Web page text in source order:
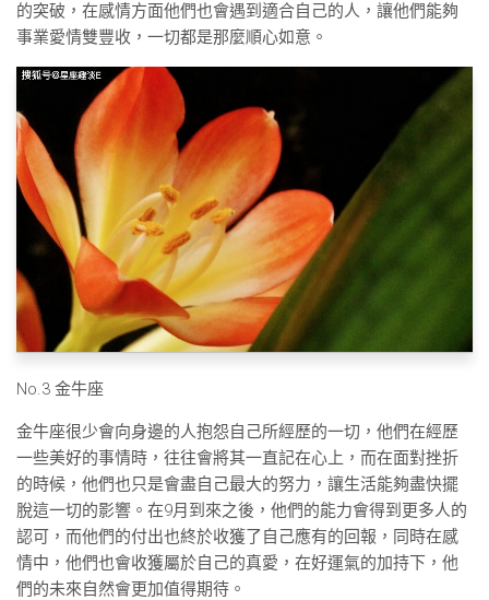
的突破，在感情方面他們也會遇到適合自己的人，讓他們能夠
事業愛情雙豐收，一切都是那麼順心如意。
No.3 金牛座
金牛座很少會向身邊的人抱怨自己所經歷的一切，他們在經歷
一些美好的事情時，往往會將其一直記在心上，而在面對挫折
的時候，他們也只是會盡自己最大的努力，讓生活能夠盡快擺
脫這一切的影響。在9月到來之後，他們的能力會得到更多人的
認可，而他們的付出也終於收獲了自己應有的回報，同時在感
情中，他們也會收獲屬於自己的真愛，在好運氣的加持下，他
們的未來自然會更加值得期待。